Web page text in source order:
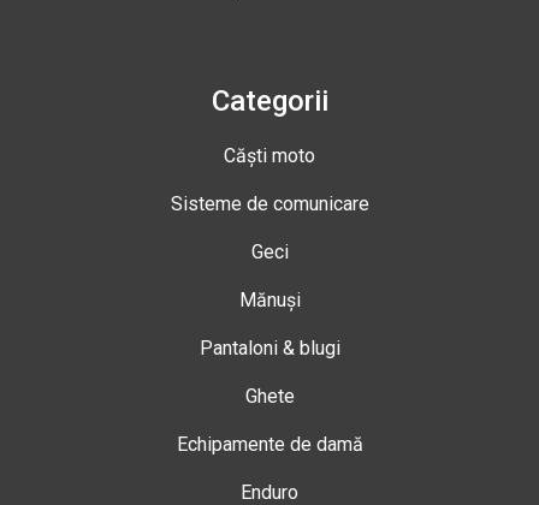
Categorii
Căști moto
Sisteme de comunicare
Geci
Mănuși
Pantaloni & blugi
Ghete
Echipamente de damă
Enduro